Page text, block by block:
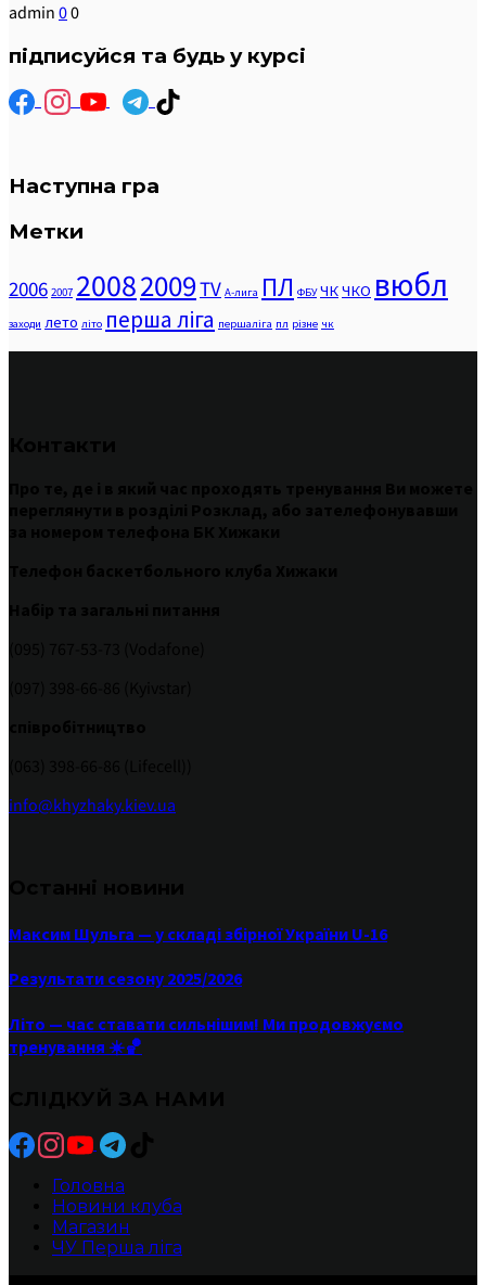
admin 00
підписуйся та будь у курсі
Наступна гра
Метки
2006 2007 20082009TV А-лига ПЛ ФБУ ЧКЧКО вюбл
заходи лето літо перша ліга першаліга пл різне чк
info@khyzhaky.kiev.ua
Максим Шульга — у складі збірної України U-16
Результати сезону 2025/2026
Літо — час ставати сильнішим! Ми продовжуємо
тренування ☀️🏀
Головна
Новини клуба
Магазин
ЧУ Перша ліга